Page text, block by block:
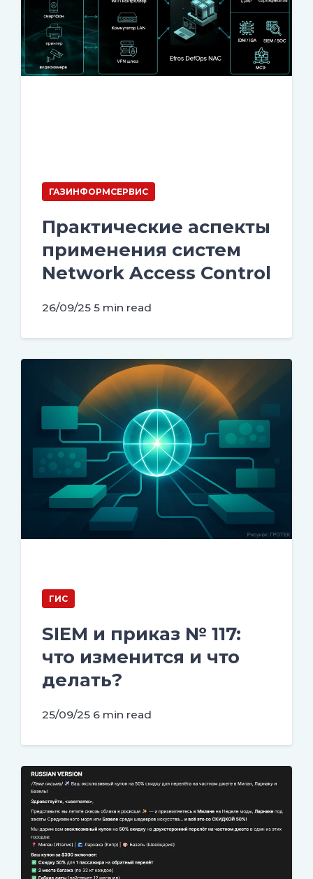
ГАЗИНФОРМСЕРВИС
Практические аспекты
применения систем
Network Access Control
26/09/25 5 min read
ГИС
SIEM и приказ № 117:
что изменится и что
делать?
25/09/25 6 min read